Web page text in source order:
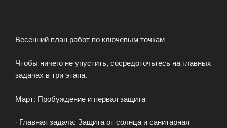
Весенний план работ по ключевым точкам
Чтобы ничего не упустить, сосредоточьтесь на главных
задачах в три этапа.
Март: Пробуждение и первая защита
· Главная задача: Защита от солнца и санитарная